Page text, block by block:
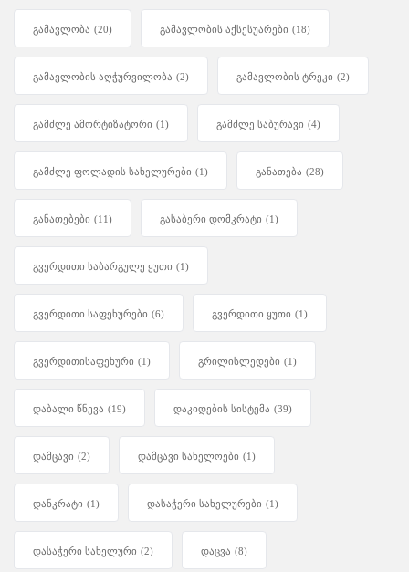
გამავლობა (20) გამავლობის აქსესუარები (18)
გამავლობის აღჭურვილობა (2) გამავლობის ტრეკი (2)
გამძლე ამორტიზატორი (1) გამძლე საბურავი (4)
გამძლე ფოლადის სახელურები (1) განათება (28)
განათებები (11) გასაბერი დომკრატი (1)
გვერდითი საბარგულე ყუთი (1)
გვერდითი საფეხურები (6) გვერდითი ყუთი (1)
გვერდითისაფეხური (1) გრილისლედები (1)
დაბალი წნევა (19) დაკიდების სისტემა (39)
დამცავი (2) დამცავი სახელოები (1)
დანკრატი (1) დასაჭერი სახელურები (1)
დასაჭერი სახელური (2) დაცვა (8)